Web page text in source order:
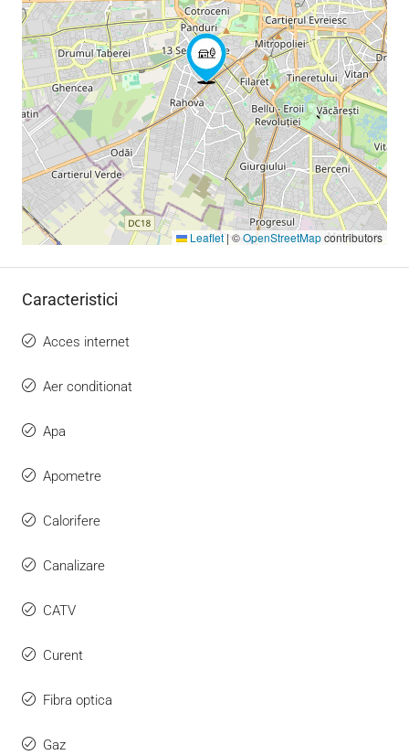
Leaflet | ©OpenStreetMapcontributors
Caracteristici
Acces internet
Aer conditionat
Apa
Apometre
Calorifere
Canalizare
CATV
Curent
Fibra optica
Gaz